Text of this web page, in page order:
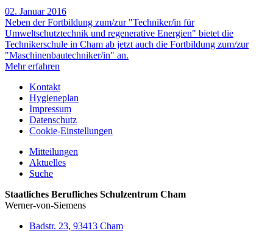
02. Januar 2016
Neben der Fortbildung zum/zur "Techniker/in für
Umweltschutztechnik und regenerative Energien" bietet die
Technikerschule in Cham ab jetzt auch die Fortbildung zum/zur
"Maschinenbautechniker/in" an.
Mehr erfahren
Kontakt
Hygieneplan
Impressum
Datenschutz
Cookie-Einstellungen
Mitteilungen
Aktuelles
Suche
Staatliches Berufliches Schulzentrum Cham
Werner-von-Siemens
Badstr. 23, 93413 Cham